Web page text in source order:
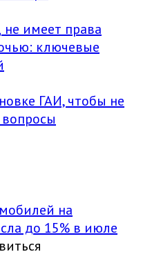
имеет права
ключевые
ГАИ, чтобы не
на
до 15% в июле